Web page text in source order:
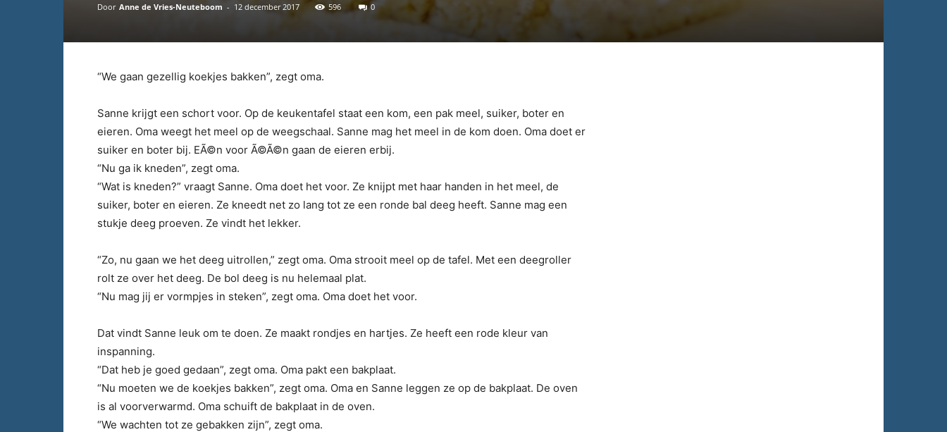
Door Anne de Vries-Neuteboom - 12 december 2017 596 0
“We gaan gezellig koekjes bakken”, zegt oma.
Sanne krijgt een schort voor. Op de keukentafel staat een kom, een pak meel, suiker, boter en
eieren. Oma weegt het meel op de weegschaal. Sanne mag het meel in de kom doen. Oma doet er
suiker en boter bij. EÃ©n voor Ã©Ã©n gaan de eieren erbij.
“Nu ga ik kneden”, zegt oma.
“Wat is kneden?” vraagt Sanne. Oma doet het voor. Ze knijpt met haar handen in het meel, de
suiker, boter en eieren. Ze kneedt net zo lang tot ze een ronde bal deeg heeft. Sanne mag een
stukje deeg proeven. Ze vindt het lekker.
“Zo, nu gaan we het deeg uitrollen,” zegt oma. Oma strooit meel op de tafel. Met een deegroller
rolt ze over het deeg. De bol deeg is nu helemaal plat.
“Nu mag jij er vormpjes in steken”, zegt oma. Oma doet het voor.
Dat vindt Sanne leuk om te doen. Ze maakt rondjes en hartjes. Ze heeft een rode kleur van
inspanning.
“Dat heb je goed gedaan”, zegt oma. Oma pakt een bakplaat.
“Nu moeten we de koekjes bakken”, zegt oma. Oma en Sanne leggen ze op de bakplaat. De oven
is al voorverwarmd. Oma schuift de bakplaat in de oven.
“We wachten tot ze gebakken zijn”, zegt oma.